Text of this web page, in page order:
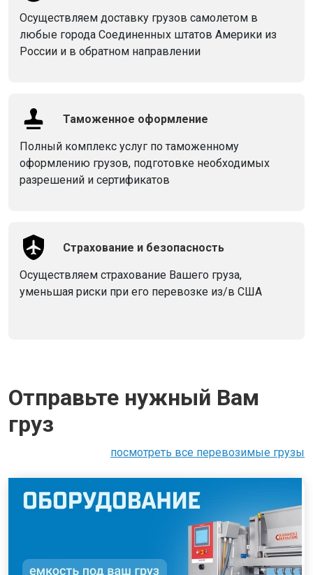
Осуществляем доставку грузов самолетом в
любые города Соединенных штатов Америки из
России и в обратном направлении
Таможенное оформление
Полный комплекс услуг по таможенному
оформлению грузов, подготовке необходимых
разрешений и сертификатов
Страхование и безопасность
Осуществляем страхование Вашего груза,
уменьшая риски при его перевозке из/в США
Отправьте нужный Вам
груз
посмотреть все перевозимые грузы